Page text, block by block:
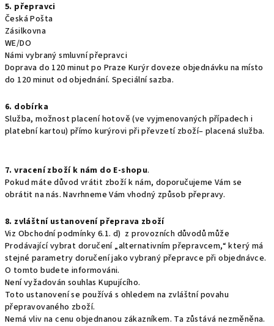
5. přepravci
Česká Pošta
Zásilkovna
WE/DO
Námi vybraný smluvní přepravci
Doprava do 120 minut po Praze Kurýr doveze objednávku na místo
do 120 minut od objednání. Speciální sazba.
6. dobírka
Služba, možnost placení hotově (ve vyjmenovaných případech i
platební kartou) přímo kurýrovi při převzetí zboží– placená služba.
7. vracení zboží k nám do E-shopu.
Pokud máte důvod vrátit zboží k nám, doporučujeme Vám se
obrátit na nás. Navrhneme Vám vhodný způsob přepravy.
8. zvláštní ustanovení přeprava zboží
Viz Obchodní podmínky 6.1. d) z provozních důvodů může
Prodávající vybrat doručení „alternativním přepravcem,“ který má
stejné parametry doručení jako vybraný přepravce při objednávce.
O tomto budete informováni.
Není vyžadován souhlas Kupujícího.
Toto ustanovení se používá s ohledem na zvláštní povahu
přepravovaného zboží.
Nemá vliv na cenu objednanou zákazníkem. Ta zůstává nezměněna.